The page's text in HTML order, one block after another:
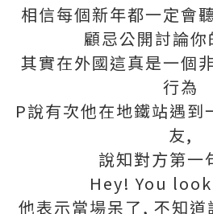
相信每個新年都一定會
顧忌公開討論你
其實在外國這真是一個
行為
P說有次他在地鐵站遇到
友,
說知對方第一
Hey! You
他表示當場呆了, 不知